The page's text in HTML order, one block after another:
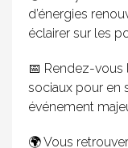
d’énergies
éclairer sur les
📅 Rendez-vous
sociaux pour en
événement
🌍 Vous